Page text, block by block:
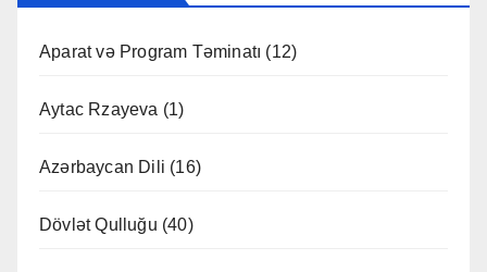
Aparat və Program Təminatı (12)
Aytac Rzayeva (1)
Azərbaycan Dili (16)
Dövlət Qulluğu (40)